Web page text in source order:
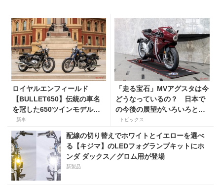
ロイヤルエンフィールド
【BULLET650】伝統の車名
を冠した650ツインモデルが
登場。価格98万100円〜で、8
月27日発売！
新車
「走る宝石」MVアグスタは今
どうなっているの？ 日本で
の今後の展望がいろいろと判
明！
トピックス
配線の切り替えでホワイトとイエローを選べ
る【キジマ】のLEDフォグランプキットにホ
ンダ ダックス／グロム用が登場
新製品